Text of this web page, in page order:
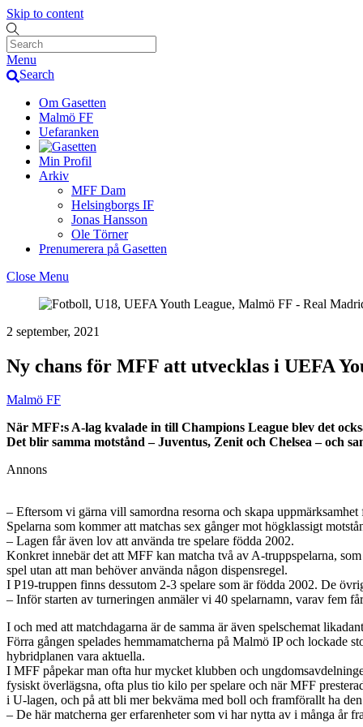
Skip to content
Menu
Search
Om Gasetten
Malmö FF
Uefaranken
Min Profil
Arkiv
MFF Dam
Helsingborgs IF
Jonas Hansson
Ole Törner
Prenumerera på Gasetten
Close Menu
2 september, 2021
Ny chans för MFF att utvecklas i UEFA
Malmö FF
När MFF:s A-lag kvalade in till Champions League blev det
Det blir samma motstånd – Juventus, Zenit och Chelsea – och
Annons
– Eftersom vi gärna vill samordna resorna och skapa
Spelarna som kommer att matchas sex gånger mot högklassigt
– Lagen får även lov att använda tre spelare födda 2002.
Konkret innebär det att MFF kan matcha två av A-truppspelarna,
spel utan att man behöver använda någon dispensregel.
I P19-truppen finns dessutom 2-3 spelare som är födda 2002. De
– Inför starten av turneringen anmäler vi 40 spelarnamn, varav fem
I och med att matchdagarna är de samma är även spelschemat
Förra gången spelades hemmamatcherna på Malmö IP och lockade
hybridplanen vara aktuella.
I MFF påpekar man ofta hur mycket klubben och
fysiskt överlägsna, ofta plus tio kilo per spelare och när MFF
i U-lagen, och på att bli mer bekväma med boll och framförallt ha
– De här matcherna ger erfarenheter som vi har nytta av i många år